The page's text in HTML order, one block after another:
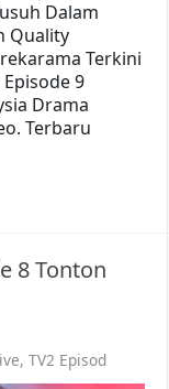
Dalam
Quality
Terkini
9
Drama
Terbaru
8 Tonton
,TV2 Episod